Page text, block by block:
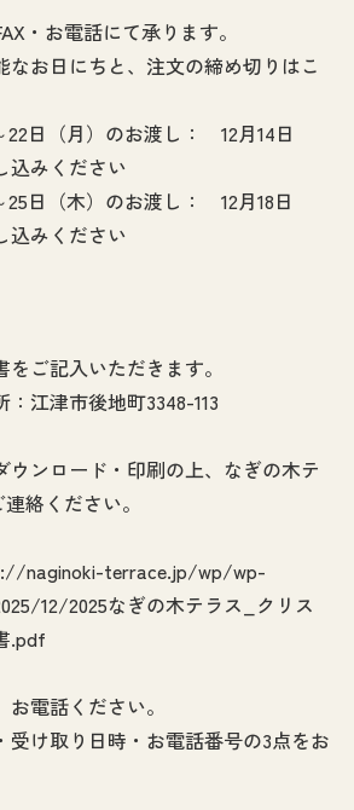
・お電話にて承ります。
なお日にちと、注文の締め切りはこ
日（月）のお渡し： 12月14日
込みください
日（木）のお渡し： 12月18日
込みください
ご記入いただきます。
江津市後地町3348-113
ウンロード・印刷の上、なぎの木テ
絡ください。
naginoki-terrace.jp/wp/wp-
12/2025なぎの木テラス_クリス
.pdf
電話ください。
受け取り日時・お電話番号の3点をお